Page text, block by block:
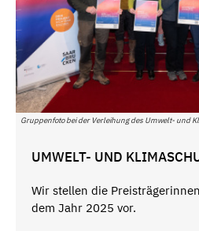
Gruppenfoto bei der Verleihung des Umwelt- und
UMWELT- UND
Wir stellen die
dem Jahr 2025 vor.